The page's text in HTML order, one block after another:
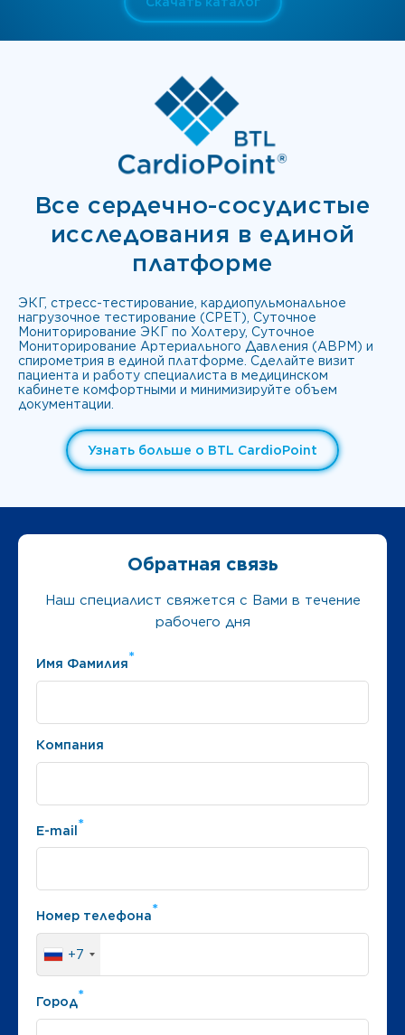
Все сердечно-сосудистые
исследования в единой
платформе
ЭКГ, стресс-тестирование, кардиопульмональное
нагрузочное тестирование (CPET), Суточное
Мониторирование ЭКГ по Холтеру, Суточное
Мониторирование Артериального Давления (ABPM) и
спирометрия в единой платформе. Сделайте визит
пациента и работу специалиста в медицинском
кабинете комфортными и минимизируйте объем
документации.
Узнать больше о BTL CardioPoint
Обратная связь
Наш специалист свяжется с Вами в течение
рабочего дня
Имя Фамилия*
Компания
E-mail*
Номер телефона*
+7
Город*